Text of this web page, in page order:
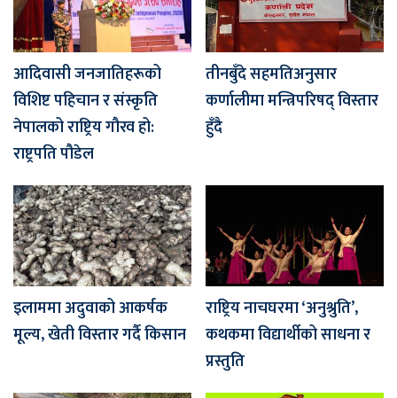
आदिवासी जनजातिहरूको
विशिष्ट पहिचान र संस्कृति
नेपालको राष्ट्रिय गौरव हो:
राष्ट्रपति पौडेल
तीनबुँदे सहमतिअनुसार
कर्णालीमा मन्त्रिपरिषद् विस्तार
हुँदै
इलाममा अदुवाको आकर्षक
मूल्य, खेती विस्तार गर्दै किसान
राष्ट्रिय नाचघरमा ‘अनुश्रुति’,
कथकमा विद्यार्थीको साधना र
प्रस्तुति